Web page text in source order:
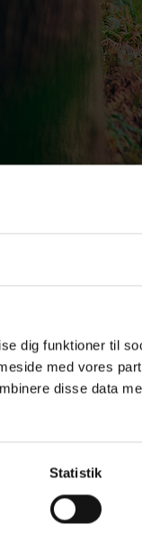
dig funktioner til
med vores
disse data
Statistik